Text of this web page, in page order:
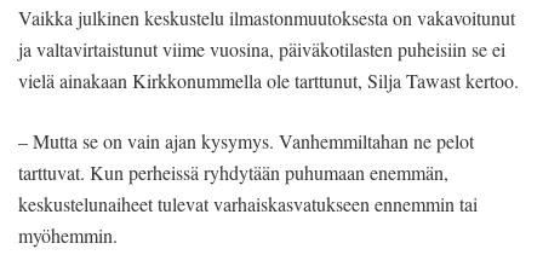
Vaikka julkinen keskustelu ilmastonmuutoksesta on vakavoitunut
ja valtavirtaistunut viime vuosina, päiväkotilasten puheisiin se ei
vielä ainakaan Kirkkonummella ole tarttunut, Silja Tawast kertoo.
– Mutta se on vain ajan kysymys. Vanhemmiltahan ne pelot
tarttuvat. Kun perheissä ryhdytään puhumaan enemmän,
keskustelunaiheet tulevat varhaiskasvatukseen ennemmin tai
myöhemmin.